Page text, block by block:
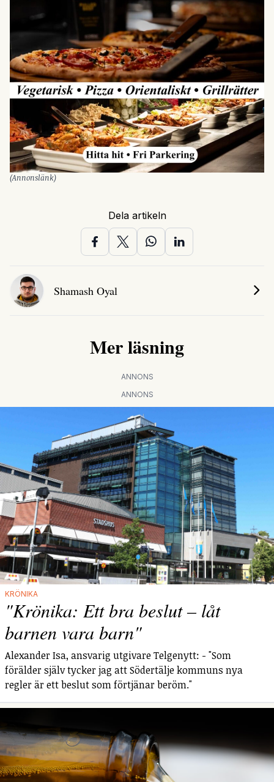
(Annonslänk)
Dela artikeln
Shamash Oyal
Mer läsning
ANNONS
ANNONS
KRÖNIKA
"Krönika: Ett bra beslut – låt
barnen vara barn"
Alexander Isa, ansvarig utgivare Telgenytt: - "Som
förälder själv tycker jag att Södertälje kommuns nya
regler är ett beslut som förtjänar beröm."